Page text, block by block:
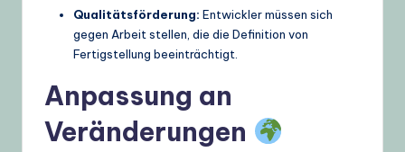
Qualitätsförderung: Entwickler müssen sich
gegen Arbeit stellen, die die Definition von
Fertigstellung beeinträchtigt.
Anpassung an
Veränderungen